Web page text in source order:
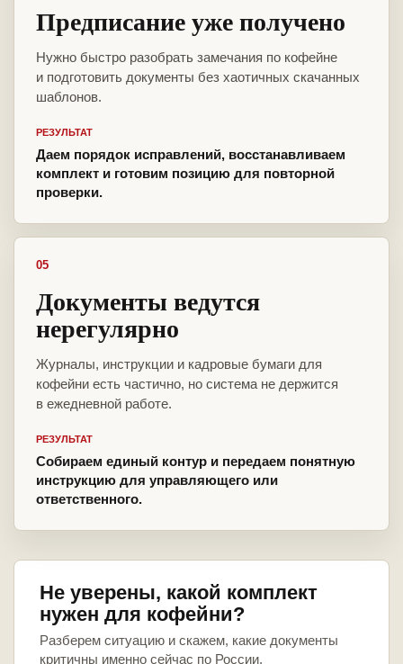
Предписание уже получено
Нужно быстро разобрать замечания по кофейне
и подготовить документы без хаотичных скачанных
шаблонов.
РЕЗУЛЬТАТ
Даем порядок исправлений, восстанавливаем
комплект и готовим позицию для повторной
проверки.
05
Документы ведутся
нерегулярно
Журналы, инструкции и кадровые бумаги для
кофейни есть частично, но система не держится
в ежедневной работе.
РЕЗУЛЬТАТ
Собираем единый контур и передаем понятную
инструкцию для управляющего или
ответственного.
Не уверены, какой комплект
нужен для кофейни?
Разберем ситуацию и скажем, какие документы
критичны именно сейчас по России.